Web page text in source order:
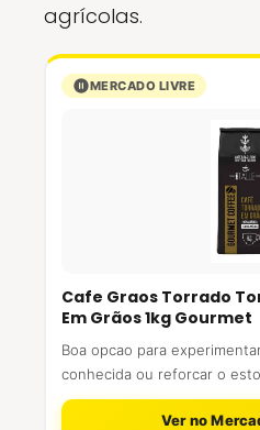
agrícolas.
MERCADO LIVRE
Cafe Graos Torrado
Em Grãos 1kg Gourmet
Boa opcao para
conhecida ou reforcar o
Ver no